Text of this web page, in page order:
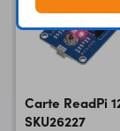
Carte ReadPi
SKU26227